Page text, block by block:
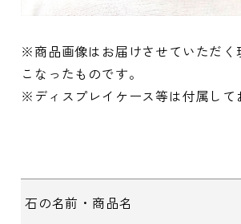
※商品画像はお届けさせていただく
こなったものです。
※ディスプレイケース等は付属して
石の名前・商品名